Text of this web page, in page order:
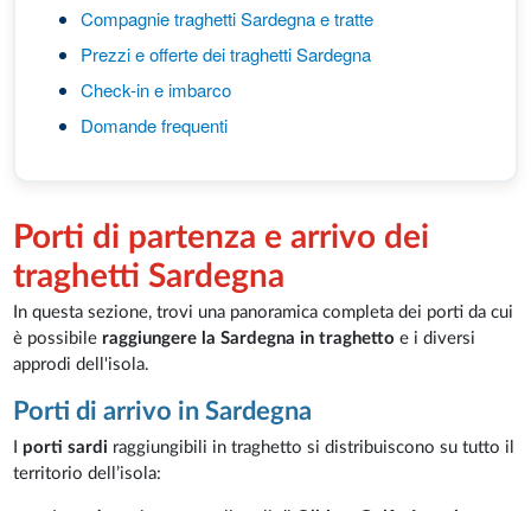
Compagnie traghetti Sardegna e tratte
Prezzi e offerte dei traghetti Sardegna
Check-in e imbarco
Domande frequenti
Porti di partenza e arrivo dei
traghetti Sardegna
In questa sezione, trovi una panoramica completa dei porti da cui
è possibile raggiungere la Sardegna in traghetto e i diversi
approdi dell'isola.
Porti di arrivo in Sardegna
porti sardi raggiungibili in traghetto si distribuiscono su tutto il
territorio dell’isola: